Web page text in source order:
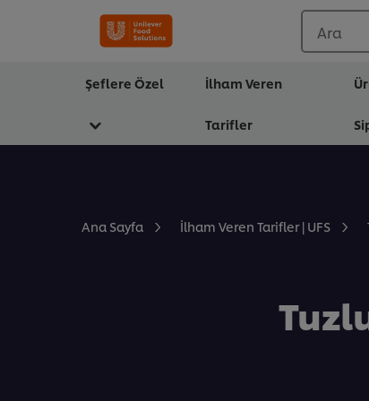
Ara
Şeflere Özel İlham Veren
Tarifler
Ana Sayfa İlham Veren Tarifler | UFS